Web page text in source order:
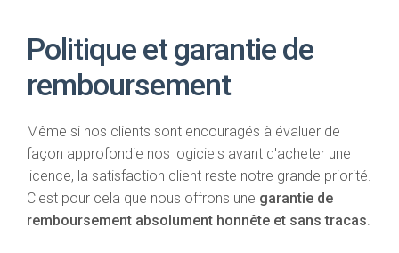
Politique et garantie de
remboursement
Même si nos clients sont encouragés à évaluer de
façon approfondie nos logiciels avant d'acheter une
licence, la satisfaction client reste notre grande priorité.
C'est pour cela que nous offrons une garantie de
remboursement absolument honnête et sans tracas.